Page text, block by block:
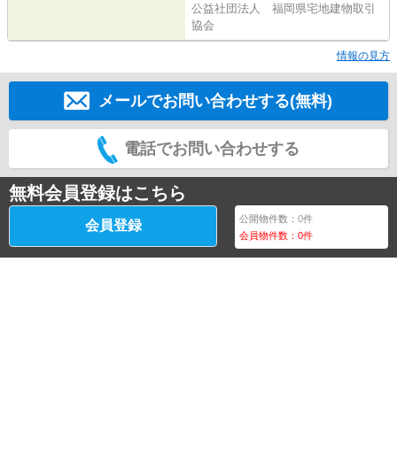
公益社団法人 福岡県宅地建物取引
協会
情報の見方
メールでお問い合わせする(無料)
電話でお問い合わせする
無料会員登録はこちら
会員登録 公開物件数：0件
会員物件数：0件